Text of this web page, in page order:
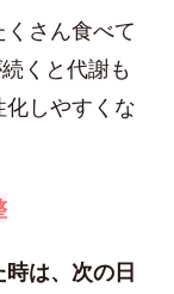
さん食べて
くと代謝も
しやすくな
は、次の日